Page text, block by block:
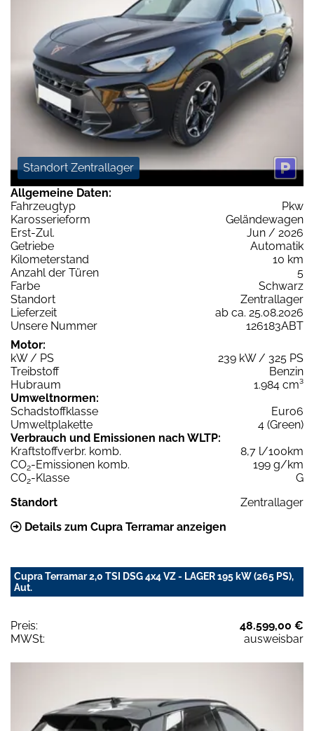
Standort Zentrallager
Allgemeine Daten:
Fahrzeugtyp
Pkw
Karosserieform
Geländewagen
Erst-Zul.
Jun / 2026
Getriebe
Automatik
Kilometerstand
10 km
Anzahl der Türen
5
Farbe
Schwarz
Standort
Zentrallager
Lieferzeit
ab ca. 25.08.2026
Unsere Nummer
126183ABT
Motor:
kW / PS
239 kW / 325 PS
Treibstoff
Benzin
Hubraum
1.984 cm³
Umweltnormen:
Schadstoffklasse
Euro6
Umweltplakette
4 (Green)
Verbrauch und Emissionen nach WLTP:
Kraftstoffverbr. komb.
8,7 l/100km
CO2-Emissionen komb.
199 g/km
CO2-Klasse
G
Standort
Zentrallager
Details zum Cupra Terramar anzeigen
Cupra Terramar 2,0 TSI DSG 4x4 VZ - LAGER 195 kW (265 PS),
Aut.
Preis:
48.599,00 €
MWSt:
ausweisbar